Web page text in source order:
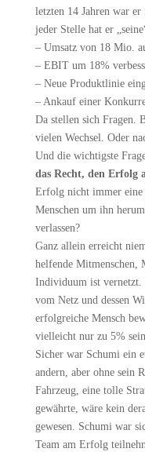
letzten 14 Jahren war
jeder Stelle hat er
– Umsatz von 18 Mio.
– EBIT um 18%
– Neue Produktlinie
– Ankauf einer
Da stellen sich Fragen.
vielen Wechsel. Oder
Und die wichtigste
das Recht, den Erfolg
Erfolg nicht immer eine
Menschen um ihn
verlassen?
Ganz allein erreicht
helfende Mitmenschen,
Individuum ist vernetzt.
vom Netz und dessen
erfolgreiche Mensch
vielleicht nur zu 5%
Sicher war Schumi ein
andern, aber ohne sein
Fahrzeug, eine tolle
gewährte, wäre kein
gewesen. Schumi war
Team am Erfolg